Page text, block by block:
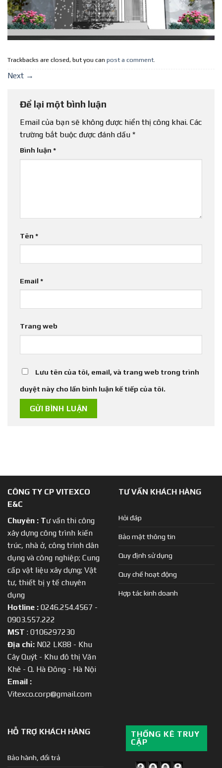
Trackbacks are closed, but you can post a comment.
Next →
Để lại một bình luận
Email của bạn sẽ không được hiển thị công khai. Các
trường bắt buộc được đánh dấu *
Bình luận *
Tên *
Email *
Trang web
Lưu tên của tôi, email, và trang web trong trình
duyệt này cho lần bình luận kế tiếp của tôi.
CÔNG TY CP VITEXCO
E&C
Chuyên : Tư vấn thi công
xây dựng công trình kiến
trúc, nhà ở, công trình dân
dụng và công nghiệp; Cung
cấp vật liệu xây dựng; Vật
tư, thiết bị y tế chuyên
dụng
Hotline : 0246.254.4567 -
0903.557.222
MST : 0106297230
Địa chỉ: N02 LK88 - Khu
Cây Quýt - Khu đô thị Văn
Khê - Q. Hà Đông - Hà Nội
Email :
Vitexco.corp@gmail.com
TƯ VẤN KHÁCH HÀNG
Hỏi đáp
Bảo mật thông tin
Quy định sử dụng
Quy chế hoạt động
Hợp tác kinh doanh
HỖ TRỢ KHÁCH HÀNG
Bảo hành, đổi trả
THỐNG KÊ TRUY
CẬP